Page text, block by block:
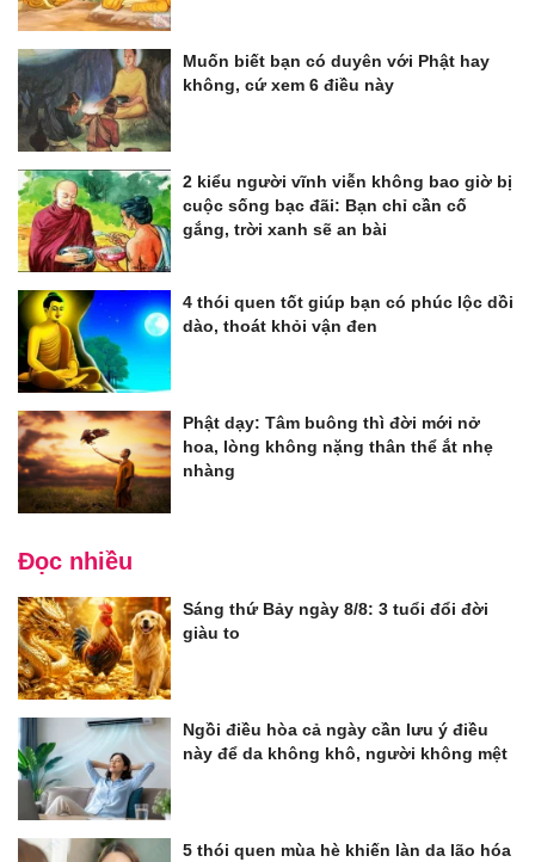
Muốn biết bạn có duyên với Phật hay
không, cứ xem 6 điều này
2 kiểu người vĩnh viễn không bao giờ bị
cuộc sống bạc đãi: Bạn chỉ cần cố
gắng, trời xanh sẽ an bài
4 thói quen tốt giúp bạn có phúc lộc dồi
dào, thoát khỏi vận đen
Phật dạy: Tâm buông thì đời mới nở
hoa, lòng không nặng thân thể ắt nhẹ
nhàng
Đọc nhiều
Sáng thứ Bảy ngày 8/8: 3 tuổi đổi đời
giàu to
Ngồi điều hòa cả ngày cần lưu ý điều
này để da không khô, người không mệt
5 thói quen mùa hè khiến làn da lão hóa